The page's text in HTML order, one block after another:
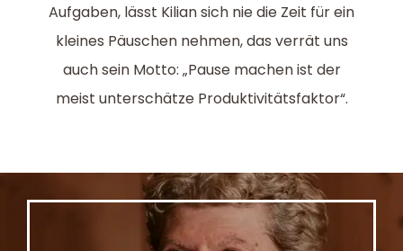
Aufgaben, lässt Kilian sich nie die Zeit für ein
kleines Päuschen nehmen, das verrät uns
auch sein Motto: „Pause machen ist der
meist unterschätze Produktivitätsfaktor“.